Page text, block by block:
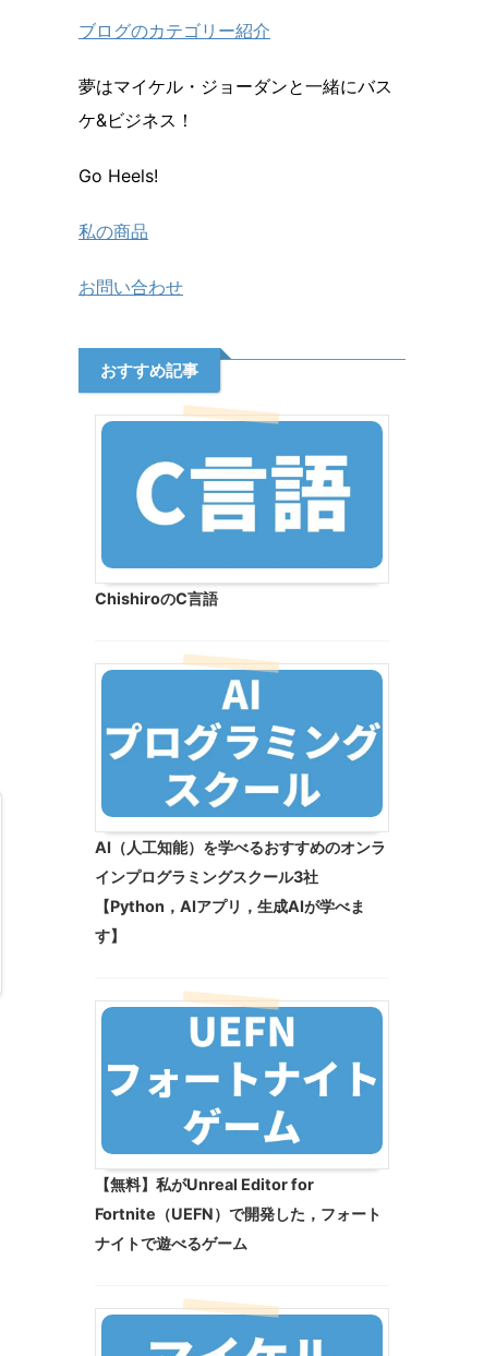
ブログのカテゴリー紹介
夢はマイケル・ジョーダンと一緒にバス
ケ&ビジネス！
Go Heels!
私の商品
お問い合わせ
おすすめ記事
ChishiroのC言語
AI（人工知能）を学べるおすすめのオンラ
インプログラミングスクール3社
【Python，AIアプリ，生成AIが学べま
す】
【無料】私がUnreal Editor for
Fortnite（UEFN）で開発した，フォート
ナイトで遊べるゲーム